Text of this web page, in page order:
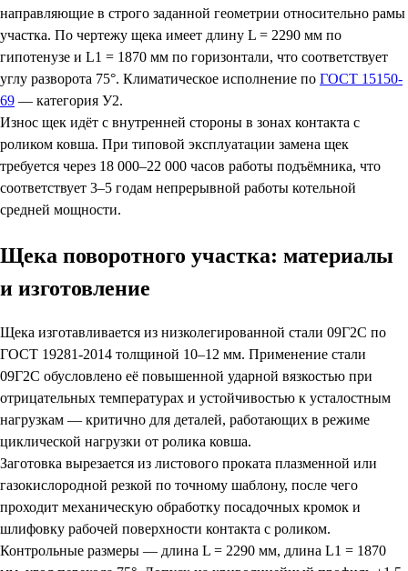
направляющие в строго заданной геометрии относительно рамы
участка. По чертежу щека имеет длину L = 2290 мм по
гипотенузе и L1 = 1870 мм по горизонтали, что соответствует
углу разворота 75°. Климатическое исполнение по ГОСТ 15150-
69 — категория У2.
Износ щек идёт с внутренней стороны в зонах контакта с
роликом ковша. При типовой эксплуатации замена щек
требуется через 18 000–22 000 часов работы подъёмника, что
соответствует 3–5 годам непрерывной работы котельной
средней мощности.
Щека поворотного участка: материалы
и изготовление
Щека изготавливается из низколегированной стали 09Г2С по
ГОСТ 19281-2014 толщиной 10–12 мм. Применение стали
09Г2С обусловлено её повышенной ударной вязкостью при
отрицательных температурах и устойчивостью к усталостным
нагрузкам — критично для деталей, работающих в режиме
циклической нагрузки от ролика ковша.
Заготовка вырезается из листового проката плазменной или
газокислородной резкой по точному шаблону, после чего
проходит механическую обработку посадочных кромок и
шлифовку рабочей поверхности контакта с роликом.
Контрольные размеры — длина L = 2290 мм, длина L1 = 1870